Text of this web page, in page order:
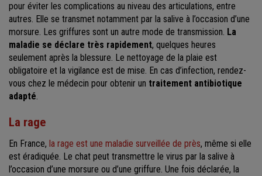
pour éviter les complications au niveau des articulations, entre
autres. Elle se transmet notamment par la salive à l’occasion d’une
morsure. Les griffures sont un autre mode de transmission. La
maladie se déclare très rapidement, quelques heures
seulement après la blessure. Le nettoyage de la plaie est
obligatoire et la vigilance est de mise. En cas d’infection, rendez-
vous chez le médecin pour obtenir un traitement antibiotique
adapté.
La rage
En France, la rage est une maladie surveillée de près, même si elle
est éradiquée. Le chat peut transmettre le virus par la salive à
l’occasion d’une morsure ou d’une griffure. Une fois déclarée, la